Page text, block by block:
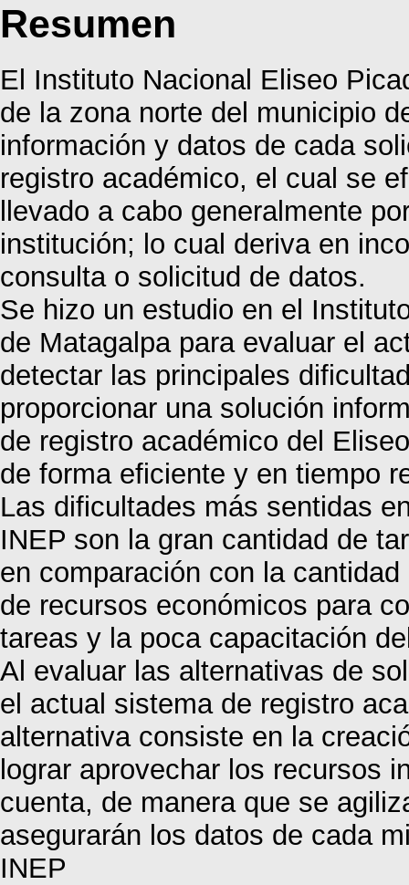
Resumen
El Instituto Nacional Eliseo
de la zona norte del municipio
información y datos de cada
registro académico, el cual se
llevado a cabo generalmente
institución; lo cual deriva en
consulta o solicitud de datos.
Se hizo un estudio en el
de Matagalpa para evaluar el
detectar las principales
proporcionar una solución
de registro académico del
de forma eficiente y en tiempo
Las dificultades más sentidas
INEP son la gran cantidad de
en comparación con la
de recursos económicos para
tareas y la poca capacitación
Al evaluar las alternativas de
el actual sistema de registro
alternativa consiste en la
lograr aprovechar los recursos
cuenta, de manera que se
asegurarán los datos de cada
INEP